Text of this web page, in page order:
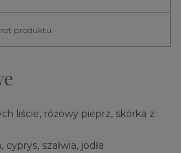
produktu
liście, różowy pieprz, skórka z
szałwia, jodła